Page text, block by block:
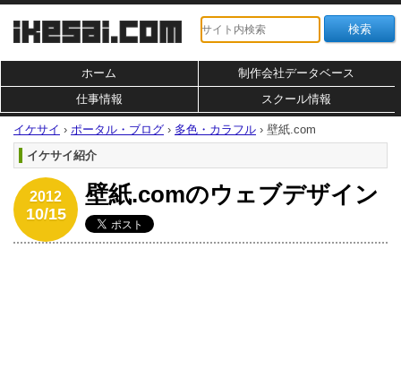
ホーム
制作会社データベース
仕事情報
スクール情報
イケサイ › ポータル・ブログ › 多色・カラフル › 壁紙.com
イケサイ紹介
2012
10/15
壁紙.comのウェブデザイン